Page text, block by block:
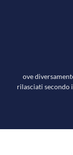
ove
rilasciati secondo